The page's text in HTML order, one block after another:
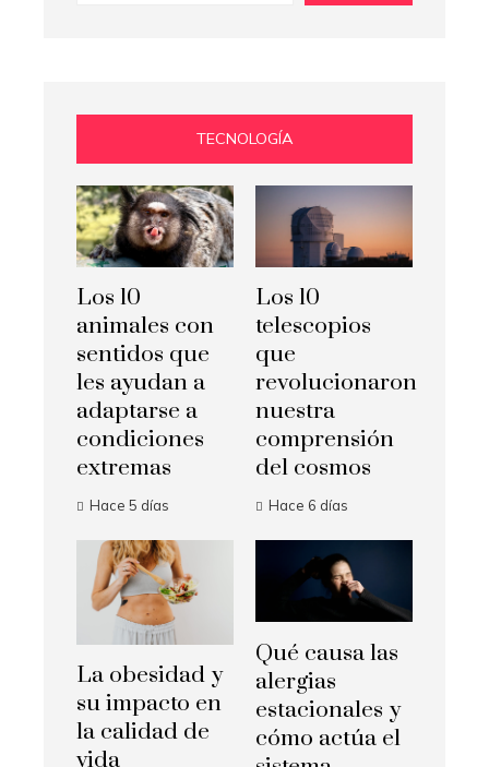
TECNOLOGÍA
Los 10
animales con
sentidos que
les ayudan a
adaptarse a
condiciones
extremas
Hace 5 días
Los 10
telescopios
que
revolucionaron
nuestra
comprensión
del cosmos
Hace 6 días
La obesidad y
su impacto en
la calidad de
vida
Qué causa las
alergias
estacionales y
cómo actúa el